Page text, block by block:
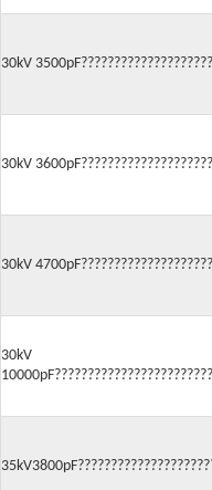
30kV
30kV
30kV
30kV